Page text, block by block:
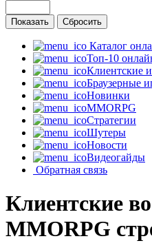
Каталог
Топ-10
Клиентские
Браузерные
Новинки
MMORPG
Стратегии
Шутеры
Новости
Видеогайды
Обратная связь
Клиентские
MMORPG